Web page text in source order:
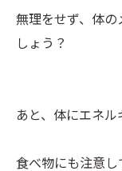
無理をせず、体
しょう？
あと、体にエネル
食べ物にも注意し